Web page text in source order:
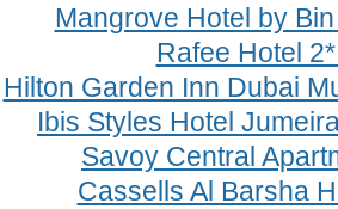
Mangrove Hotel by
Rafee Hotel
Hilton Garden Inn Dubai
Ibis Styles Hotel
Savoy Central
Cassells Al Barsha